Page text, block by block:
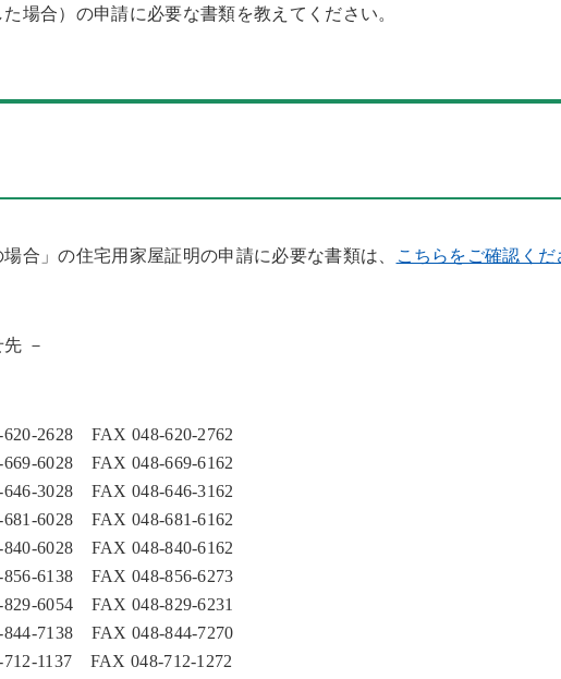
場合）の申請に必要な書類を教えてください。
合」の住宅用家屋証明の申請に必要な書類は、 こちらをご確認くだ
－
2628 FAX 048-620-2762
6028 FAX 048-669-6162
3028 FAX 048-646-3162
6028 FAX 048-681-6162
6028 FAX 048-840-6162
6138 FAX 048-856-6273
6054 FAX 048-829-6231
7138 FAX 048-844-7270
1137 FAX 048-712-1272